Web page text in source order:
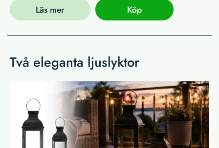
Läs mer Köp
Två eleganta ljuslyktor